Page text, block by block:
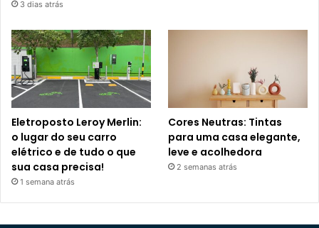
3 dias atrás
Eletroposto Leroy Merlin:
o lugar do seu carro
elétrico e de tudo o que
sua casa precisa!
1 semana atrás
Cores Neutras: Tintas
para uma casa elegante,
leve e acolhedora
2 semanas atrás